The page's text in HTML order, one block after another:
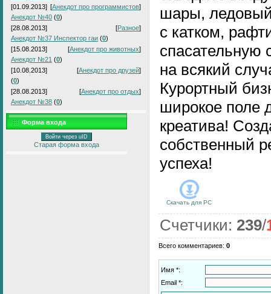
[01.09.2013] [Анекдот про программистов]
Анекдот №40 (0)
[28.08.2013]
[Разное]
Анекдот №37 Инспектор гаи (0)
[15.08.2013]
[Анекдот про животных]
Анекдот №21 (0)
[10.08.2013]
[Анекдот про друзей]
(0)
[28.08.2013]
[Анекдот про отдых]
Анекдот №38 (0)
Форма входа
Войти через uID
Старая форма входа
шары,
с катком,
спасательную
на всякий
Курортный
широкое поле
креатива!
собственный
успеха!
Скачать для PC
Счетчики: 239/
Всего комментариев: 0
Имя *:
Email *: